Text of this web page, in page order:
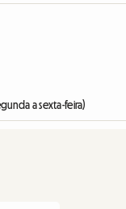
a sexta-feira)